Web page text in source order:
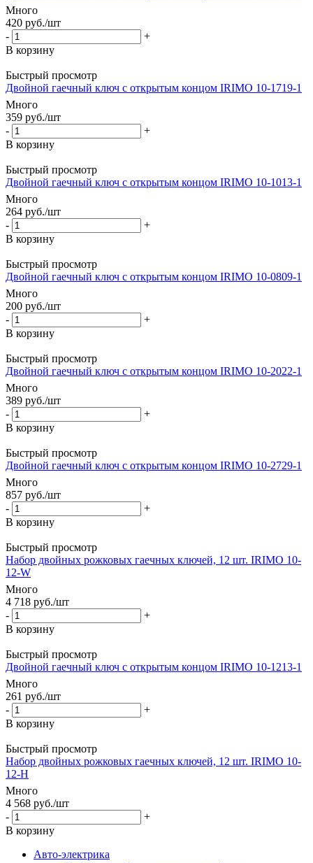
Много
420 руб./шт
-
+
В корзину
Быстрый просмотр
Двойной гаечный ключ с открытым концом IRIMO 10-1719-1
Много
359 руб./шт
-
+
В корзину
Быстрый просмотр
Двойной гаечный ключ с открытым концом IRIMO 10-1013-1
Много
264 руб./шт
-
+
В корзину
Быстрый просмотр
Двойной гаечный ключ с открытым концом IRIMO 10-0809-1
Много
200 руб./шт
-
+
В корзину
Быстрый просмотр
Двойной гаечный ключ с открытым концом IRIMO 10-2022-1
Много
389 руб./шт
-
+
В корзину
Быстрый просмотр
Двойной гаечный ключ с открытым концом IRIMO 10-2729-1
Много
857 руб./шт
-
+
В корзину
Быстрый просмотр
Набор двойных рожковых гаечных ключей, 12 шт. IRIMO 10-
12-W
Много
4 718 руб./шт
-
+
В корзину
Быстрый просмотр
Двойной гаечный ключ с открытым концом IRIMO 10-1213-1
Много
261 руб./шт
-
+
В корзину
Быстрый просмотр
Набор двойных рожковых гаечных ключей, 12 шт. IRIMO 10-
12-H
Много
4 568 руб./шт
-
+
В корзину
Авто-электрика